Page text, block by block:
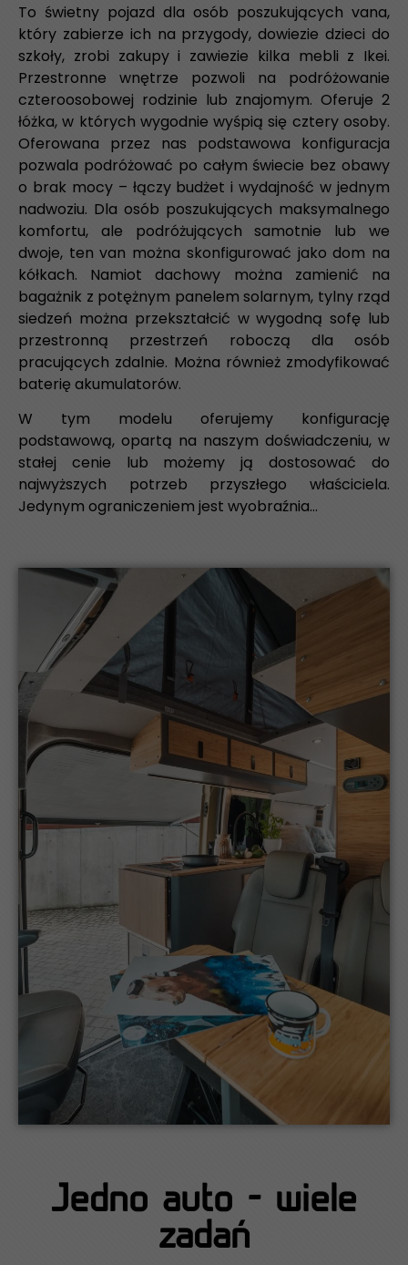
To świetny pojazd dla osób poszukujących vana,
który zabierze ich na przygody, dowiezie dzieci do
szkoły, zrobi zakupy i zawiezie kilka mebli z Ikei.
Przestronne wnętrze pozwoli na podróżowanie
czteroosobowej rodzinie lub znajomym. Oferuje 2
łóżka, w których wygodnie wyśpią się cztery osoby.
Oferowana przez nas podstawowa konfiguracja
pozwala podróżować po całym świecie bez obawy
o brak mocy – łączy budżet i wydajność w jednym
nadwoziu. Dla osób poszukujących maksymalnego
komfortu, ale podróżujących samotnie lub we
dwoje, ten van można skonfigurować jako dom na
kółkach. Namiot dachowy można zamienić na
bagażnik z potężnym panelem solarnym, tylny rząd
siedzeń można przekształcić w wygodną sofę lub
przestronną przestrzeń roboczą dla osób
pracujących zdalnie. Można również zmodyfikować
baterię akumulatorów.
W tym modelu oferujemy konfigurację
podstawową, opartą na naszym doświadczeniu, w
stałej cenie lub możemy ją dostosować do
najwyższych potrzeb przyszłego właściciela.
Jedynym ograniczeniem jest wyobraźnia…
Jedno auto - wiele
zadań